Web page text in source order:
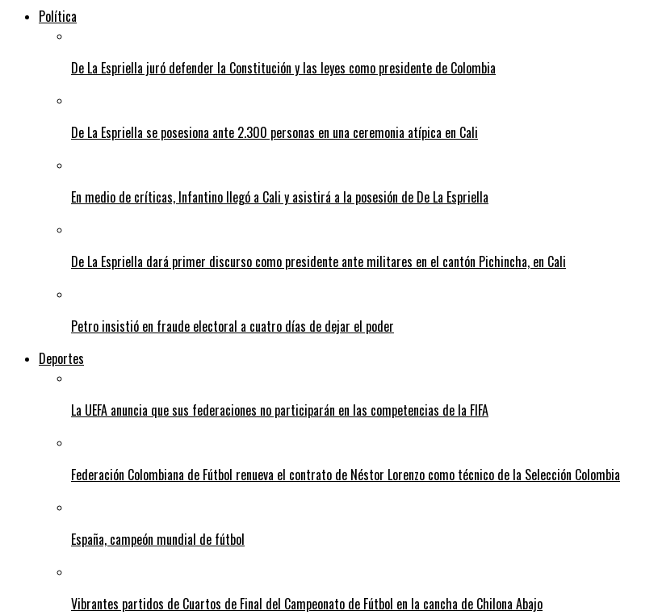
Política
De La Espriella juró defender la Constitución y las leyes como presidente de Colombia
De La Espriella se posesiona ante 2.300 personas en una ceremonia atípica en Cali
En medio de críticas, Infantino llegó a Cali y asistirá a la posesión de De La Espriella
De La Espriella dará primer discurso como presidente ante militares en el cantón Pichincha, en Cali
Petro insistió en fraude electoral a cuatro días de dejar el poder
Deportes
La UEFA anuncia que sus federaciones no participarán en las competencias de la FIFA
Federación Colombiana de Fútbol renueva el contrato de Néstor Lorenzo como técnico de la Selección Colombia
España, campeón mundial de fútbol
Vibrantes partidos de Cuartos de Final del Campeonato de Fútbol en la cancha de Chilona Abajo